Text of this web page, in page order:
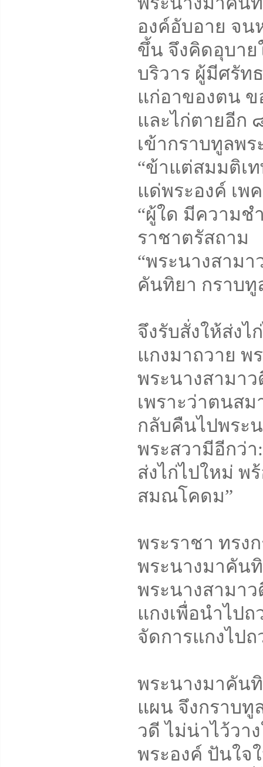
องค์อับอาย จน
ขึ้น จึงคิดอุบาย
บริวาร ผู้มีศรัท
แก่อาของตน ข
และไก่ตายอีก
เข้ากราบทูลพร
“ข้าแต่สมมติเ
แด่พระองค์ เพ
“ผู้ใด มีความช
ราชาตรัสถาม
“พระนางสาม
คันทิยา กราบทู
จึงรับสั่งให้ส่งไ
แกงมาถวาย พ
พระนางสามา
เพราะว่าตนส
กลับคืนไปพระ
พระสวามีอีกว่า
ส่งไก่ไปใหม่ พ
สมณโคดม”
พระราชา ทรง
พระนางมาคัน
พระนางสามา
แกงเพื่อนำไป
จัดการแกงไป
พระนางมาคัน
แผน จึงกราบทู
วดี ไม่น่าไว้วา
พระองค์ ปันใจ